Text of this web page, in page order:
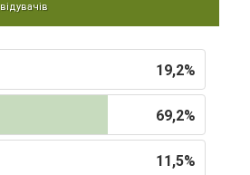
19,2%
69,2%
11,5%